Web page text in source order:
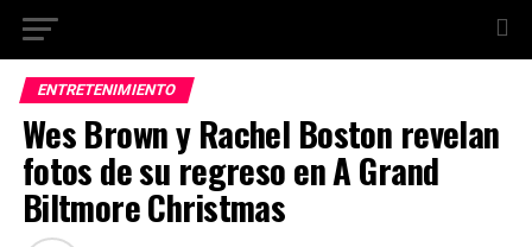
ENTRETENIMIENTO
Wes Brown y Rachel Boston revelan
fotos de su regreso en A Grand
Biltmore Christmas